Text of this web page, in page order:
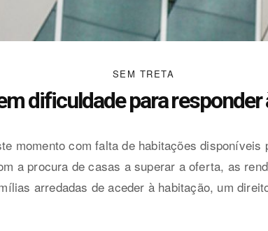
SEM TRETA
dificuldade para
momento com falta de habitações
a procura de casas a superar a oferta, as
arredadas de aceder à habitação, um